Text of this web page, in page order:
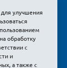
улучшения
обработку
с
и
, а также с